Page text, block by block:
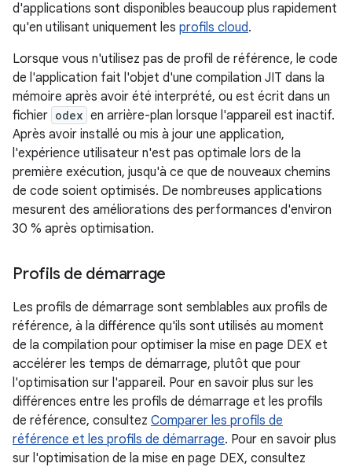
d'applications sont disponibles beaucoup plus rapidement
qu'en utilisant uniquement les profils cloud.
Lorsque vous n'utilisez pas de profil de référence, le code
de l'application fait l'objet d'une compilation JIT dans la
mémoire après avoir été interprété, ou est écrit dans un
fichier odex en arrière-plan lorsque l'appareil est inactif.
Après avoir installé ou mis à jour une application,
l'expérience utilisateur n'est pas optimale lors de la
première exécution, jusqu'à ce que de nouveaux chemins
de code soient optimisés. De nombreuses applications
mesurent des améliorations des performances d'environ
30 % après optimisation.
Profils de démarrage
Les profils de démarrage sont semblables aux profils de
référence, à la différence qu'ils sont utilisés au moment
de la compilation pour optimiser la mise en page DEX et
accélérer les temps de démarrage, plutôt que pour
l'optimisation sur l'appareil. Pour en savoir plus sur les
différences entre les profils de démarrage et les profils
de référence, consultez Comparer les profils de
référence et les profils de démarrage. Pour en savoir plus
sur l'optimisation de la mise en page DEX, consultez